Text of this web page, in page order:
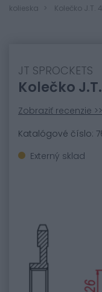
kolieska
Kolečko J.T.
JT SPROCKETS
Kolečko
Zobraziť recenzie >>
Katalógové číslo:
Externý sklad